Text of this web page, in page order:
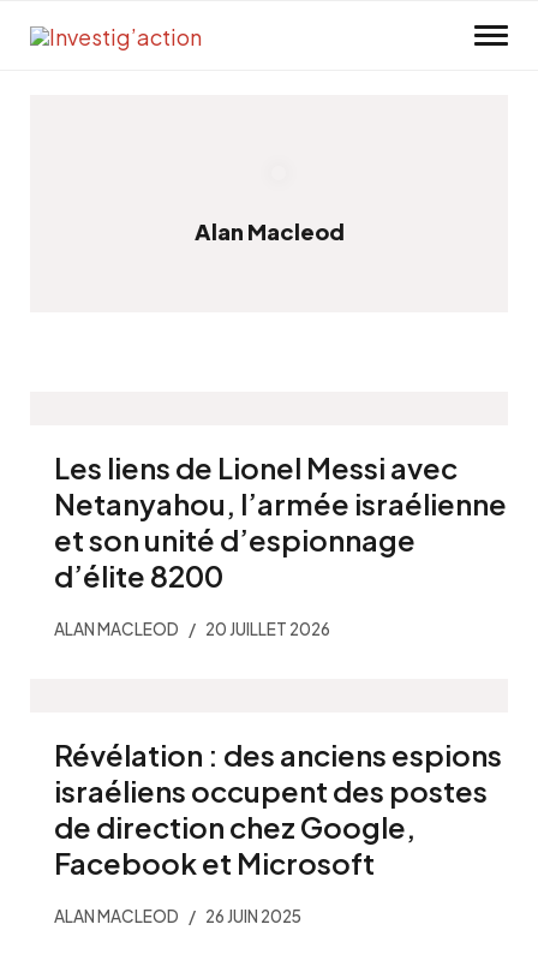
Alan Macleod
Les liens de Lionel Messi avec
Netanyahou, l’armée israélienne
et son unité d’espionnage
d’élite 8200
ALAN MACLEOD 20 JUILLET 2026
Révélation : des anciens espions
israéliens occupent des postes
de direction chez Google,
Facebook et Microsoft
ALAN MACLEOD 26 JUIN 2025